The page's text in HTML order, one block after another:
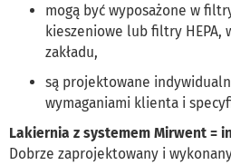
mogą być wyposażone w
kieszeniowe lub filtry HEPA,
zakładu,
są projektowane
wymaganiami klienta i
Lakiernia z systemem Mirwent =
Dobrze zaprojektowany i